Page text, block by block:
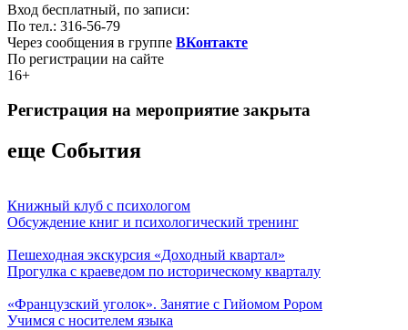
Вход бесплатный, по записи:
По тел.: 316-56-79
Через сообщения в группе ВКонтакте
По регистрации на сайте
16+
Регистрация на мероприятие закрыта
еще События
Книжный клуб с психологом
Обсуждение книг и психологический тренинг
Пешеходная экскурсия «Доходный квартал»
Прогулка с краеведом по историческому кварталу
«Французский уголок». Занятие с Гийомом Рором
Учимся с носителем языка